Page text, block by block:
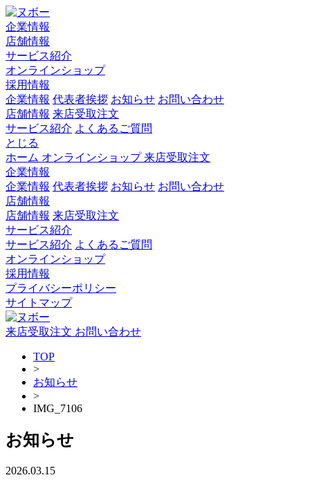
企業情報
店舗情報
サービス紹介
オンラインショップ
採用情報
企業情報 代表者挨拶 お知らせ お問い合わせ
店舗情報 来店受取注文
サービス紹介 よくあるご質問
とじる
ホーム オンラインショップ来店受取注文
企業情報
企業情報 代表者挨拶 お知らせ お問い合わせ
店舗情報
店舗情報 来店受取注文
サービス紹介
サービス紹介 よくあるご質問
オンラインショップ
採用情報
プライバシーポリシー
サイトマップ
来店受取注文 お問い合わせ
TOP
>
お知らせ
>
IMG_7106
お知らせ
2026.03.15